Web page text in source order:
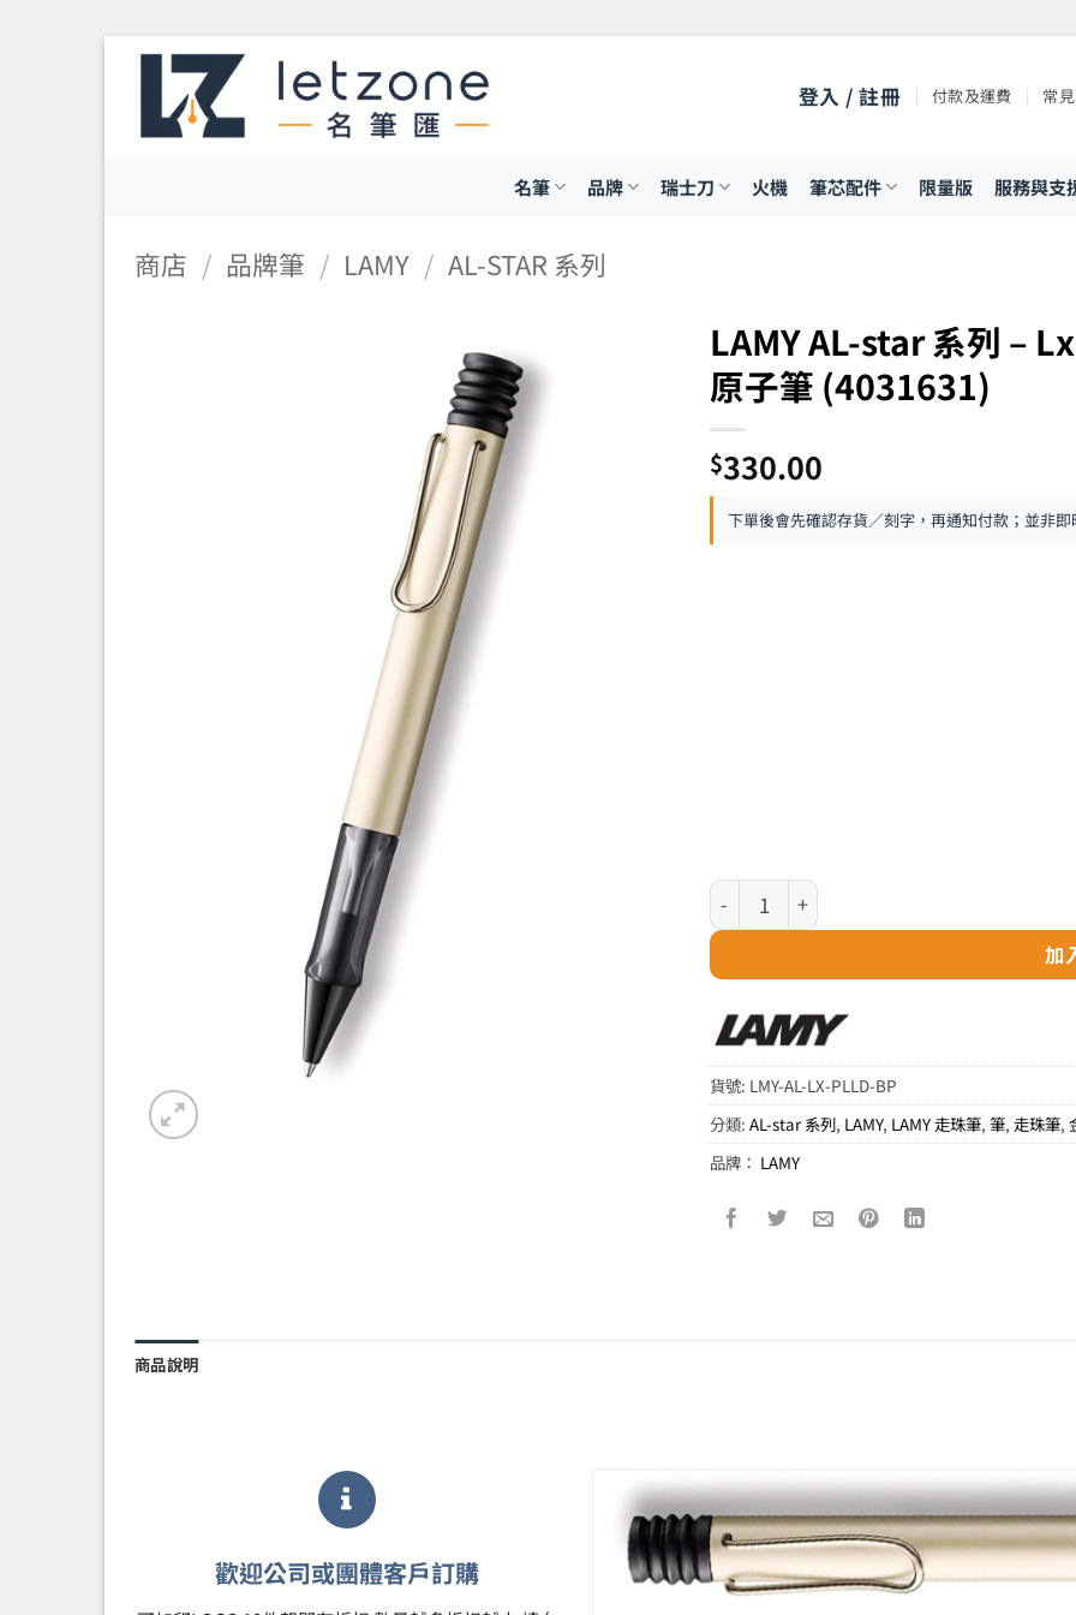
Skip
content
登入 / 註冊 付款及運費 常
名筆 品牌 瑞士刀 火機 筆芯配件 限量版 服務與支
商店 / 品牌筆 / LAMY / AL-STAR 系列
LAMY AL-star 系列 –
原子筆 (4031631)
$330.00
下單後會先確認存貨／刻字，再通知付款；並非即
LAMY AL-star 系列 - Lx 特別版香檳金
加
貨號: LMY-AL-LX-PLLD-BP
分類:AL-star 系列, LAMY, LAMY 走珠筆,筆,走珠筆,
品牌： LAMY
商品說明
歡迎公司或團體客戶訂購